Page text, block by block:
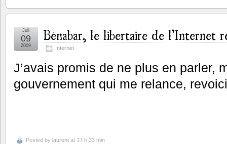
Bénabar, le libertaire de l’Internet
Internet
Juil
09
2009
J’avais promis de ne plus en parler,
gouvernement qui me relance,
Posted by laurent at 17 h 33 min